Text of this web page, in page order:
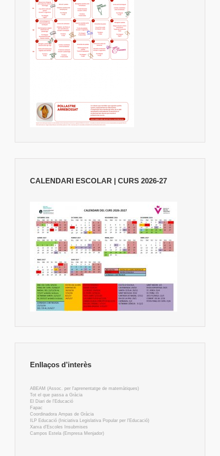
CALENDARI ESCOLAR | CURS 2026-27
Enllaços d’interès
ABEAM (Assoc. per l'aprenentatge de matemàtiques)
Tot el que passa a Gràcia
El Diari de l'Educació
Fapac
Coordinadora Ampas de Gràcia
ILP Educació (Iniciativa Legislativa Popular per l'Educació)
Xarxa d'Escoles Insubmises
Campos Estela (Empresa Menjador)